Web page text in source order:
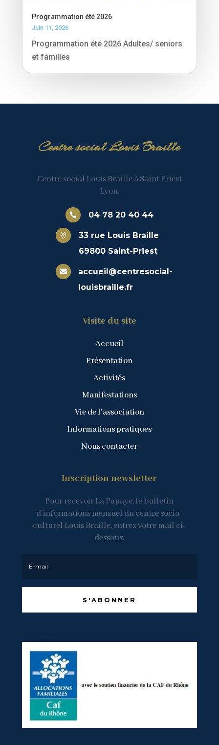
Programmation été 2026
Juin 11, 2026
Programmation été 2026 Adultes/ seniors
et familles
Centre social Louis Braille
Centre social Louis Braille à Saint Priest
Lyon.
 04 78 20 40 44

33 rue Louis Braille
69800 Saint-Priest

accueil@centresocial-
louisbraille.fr
Visite du site
Accueil
Présentation
Activités
Manifestations
Vie de l’association
Informations pratiques
Nous contacter
Inscription newsletter
Pour recevoir La Papaye, le bulletin
d’informations mensuel du centre socio-
culturel Louis Braille, entrez votre mail ci-
dessous.
S'ABONNER